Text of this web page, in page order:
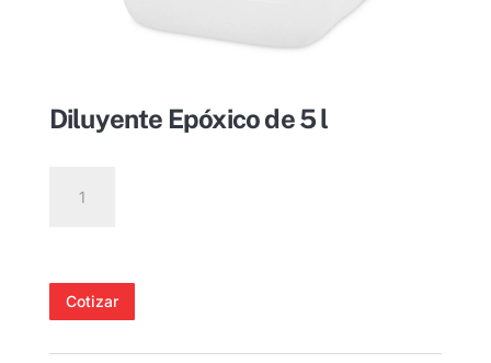
Diluyente Epóxico de 5 l
Epóxico
l
cantidad
Cotizar